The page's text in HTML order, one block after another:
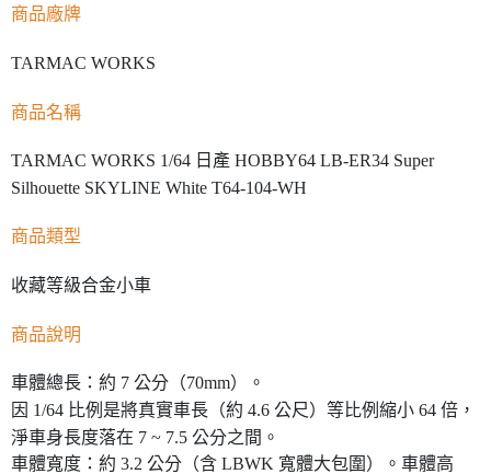
商品廠牌
TARMAC WORKS
商品名稱
TARMAC WORKS 1/64 日產 HOBBY64 LB-ER34 Super
Silhouette SKYLINE White T64-104-WH
商品類型
收藏等級合金小車
商品說明
車體總長：約 7 公分（70mm）。
因 1/64 比例是將真實車長（約 4.6 公尺）等比例縮小 64 倍，
淨車身長度落在 7 ~ 7.5 公分之間。
車體寬度：約 3.2 公分（含 LBWK 寬體大包圍）。車體高